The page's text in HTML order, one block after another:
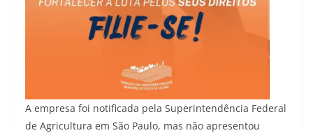
A empresa foi notificada pela Superintendência Federal
de Agricultura em São Paulo, mas não apresentou